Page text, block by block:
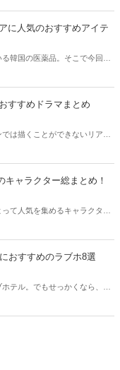
に人気のおすすめアイテ
韓国の医薬品。そこで今回は
すすめドラマまとめ
は描くことができないリアル
キャラクター総まとめ！
て人気を集めるキャラクター
おすすめのラブホ8選
テル。でもせっかくなら、キ